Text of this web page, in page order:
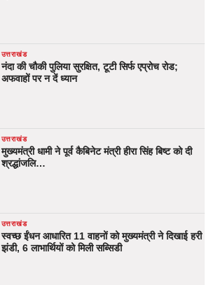
उत्तराखंड
नंदा की चौकी पुलिया सुरक्षित, टूटी सिर्फ एप्रोच रोड;
अफवाहों पर न दें ध्यान
उत्तराखंड
मुख्यमंत्री धामी ने पूर्व कैबिनेट मंत्री हीरा सिंह बिष्ट को दी
श्रद्धांजलि…
उत्तराखंड
स्वच्छ ईंधन आधारित 11 वाहनों को मुख्यमंत्री ने दिखाई हरी
झंडी, 6 लाभार्थियों को मिली सब्सिडी